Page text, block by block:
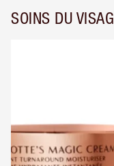
SOINS DU